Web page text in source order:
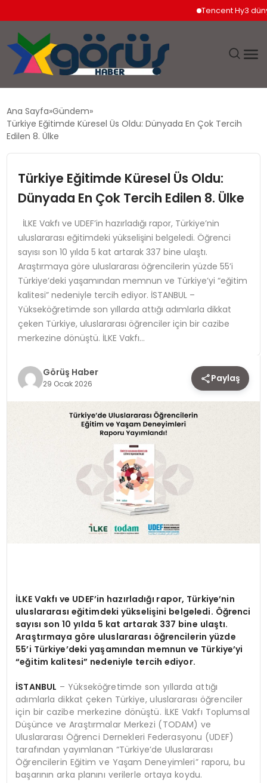
Tencent Hy3 dünya
EKONOMI
MAGAZIN
SAĞLIK
SPOR
TEKNOLOJI
YAŞAM
Ana Sayfa Gündem
Türkiye Eğitimde Küresel Üs Oldu: Dünyada En Çok Tercih
Edilen 8. Ülke
Türkiye Eğitimde Küresel Üs Oldu:
Dünyada En Çok Tercih Edilen 8. Ülke
İLKE Vakfı ve UDEF’in hazırladığı rapor, Türkiye’nin
uluslararası eğitimdeki yükselişini belgeledi. Öğrenci
sayısı son 10 yılda 5 kat artarak 337 bine ulaştı.
Araştırmaya göre uluslararası öğrencilerin yüzde 55’i
Türkiye’deki yaşamından memnun ve Türkiye’yi “eğitim
kalitesi” nedeniyle tercih ediyor. İSTANBUL –
Yükseköğretimde son yıllarda attığı adımlarla dikkat
çeken Türkiye, uluslararası öğrenciler için bir cazibe
merkezine dönüştü. İLKE Vakfı…
Görüş Haber
29 Ocak 2026 Paylaş
İLKE Vakfı ve UDEF’in hazırladığı rapor, Türkiye’nin
uluslararası eğitimdeki yükselişini belgeledi. Öğrenci
sayısı son 10 yılda 5 kat artarak 337 bine ulaştı.
Araştırmaya göre uluslararası öğrencilerin yüzde
55’i Türkiye’deki yaşamından memnun ve Türkiye’yi
“eğitim kalitesi” nedeniyle tercih ediyor.
İSTANBUL – Yükseköğretimde son yıllarda attığı
adımlarla dikkat çeken Türkiye, uluslararası öğrenciler
için bir cazibe merkezine dönüştü. İLKE Vakfı Toplumsal
Düşünce ve Araştırmalar Merkezi (TODAM) ve
Uluslararası Öğrenci Dernekleri Federasyonu (UDEF)
tarafından yayımlanan “Türkiye’de Uluslararası
Öğrencilerin Eğitim ve Yaşam Deneyimleri” raporu, bu
başarının arka planını verilerle ortaya koydu.